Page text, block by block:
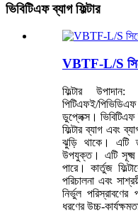
ভিবিটিএফ ব্যাগ ফিল্টার
VBTF-L/S
ফিল্টার উপাদান:
পিটিএফই/
ডুপ্লেক্স। ভিবিটিএফ
ফিল্টার ব্যাগ এবং
ঝুড়ি থাকে। এটি
উপযুক্ত। এটি
পারে। কার্তুজ
পরিচালনা এবং
নির্ভুল
ধরণের উচ্চ-